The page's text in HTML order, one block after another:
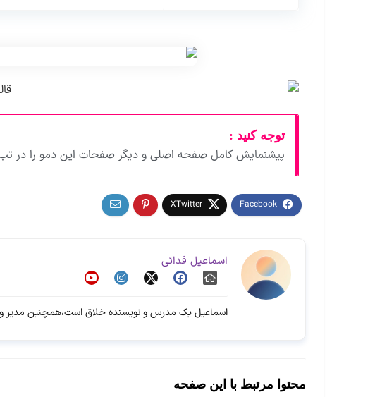
توجه کنید :
پیشنمایش کامل صفحه اصلی و دیگر صفحات این دمو را در
اسماعیل فدائی
اسماعیل یک مدرس و نویسنده خلاق است،همچنین مدیر
محتوا مرتبط با این صفحه